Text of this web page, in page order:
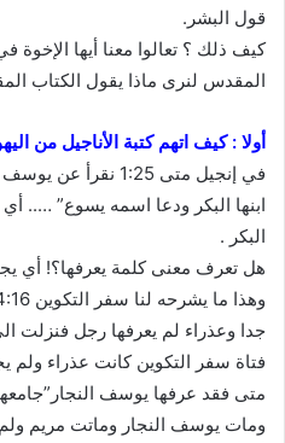
قول البشر.
كيف ذلك ؟ تعالوا معنا أيها
المقدس لنرى ماذا يقول الكتاب
أولا : كيف اتهم كتبة الأناجيل من
في إنجيل متى 1:25
ابنها البكر ودعا اسمه يسوع” …..
البكر .
هل تعرف معنى كلمة يعرفها؟! أي
جدا وعذراء لم يعرفها رجل فنزلت
فتاة سفر التكوين كانت عذراء ولم
ومات يوسف النجار وماتت مريم ولم